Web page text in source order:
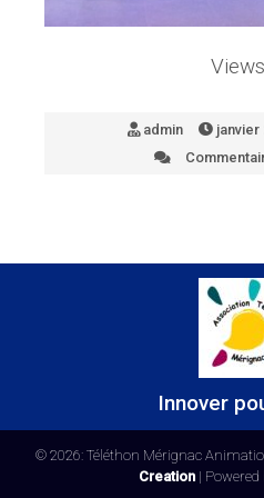
admin
janvier
Innover
© 2026: Téléthon Mérignac
Creation | Powered